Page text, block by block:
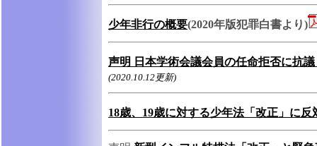
少年非行の概要(2020年版犯罪白書より)
声明 日本学術会議会員の任命拒否に抗
(2020.10.12更新)
18歳、19歳に対する少年法「改正」に反